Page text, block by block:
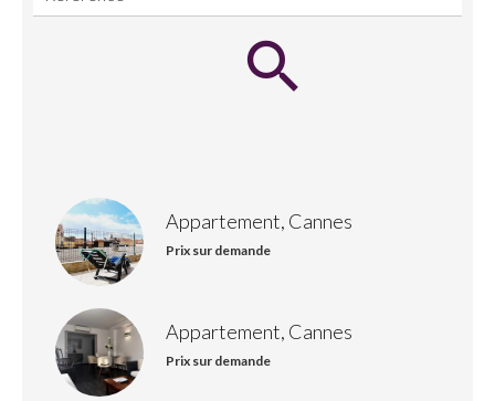
Appartement, Cannes
Prix sur demande
Appartement, Cannes
Prix sur demande